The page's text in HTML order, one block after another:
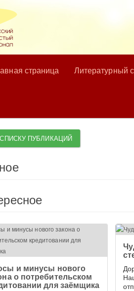
страница Литературный
ПУБЛИКАЦИЙ
и минусы нового
о потребительском
для заёмщика